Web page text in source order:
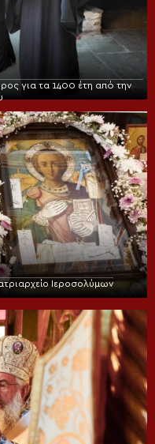
για τα 1400 έτη από την
Ιεροσολύμων